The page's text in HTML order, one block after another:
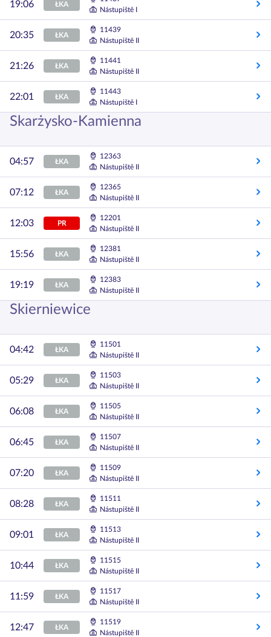
19:06 ŁKA
Nástupiště I
20:35 ŁKA
11439
Nástupiště II
21:26 ŁKA
11441
Nástupiště II
22:01 ŁKA
11443
Nástupiště I
Skarżysko-Kamienna
04:57 ŁKA
12363
Nástupiště II
07:12 ŁKA
12365
Nástupiště II
12:03 PR
12201
Nástupiště II
15:56 ŁKA
12381
Nástupiště II
19:19 ŁKA
12383
Nástupiště II
Skierniewice
04:42 ŁKA
11501
Nástupiště II
05:29 ŁKA
11503
Nástupiště II
06:08 ŁKA
11505
Nástupiště II
06:45 ŁKA
11507
Nástupiště II
07:20 ŁKA
11509
Nástupiště II
08:28 ŁKA
11511
Nástupiště II
09:01 ŁKA
11513
Nástupiště II
10:44 ŁKA
11515
Nástupiště II
11:59 ŁKA
11517
Nástupiště II
12:47 ŁKA
11519
Nástupiště II